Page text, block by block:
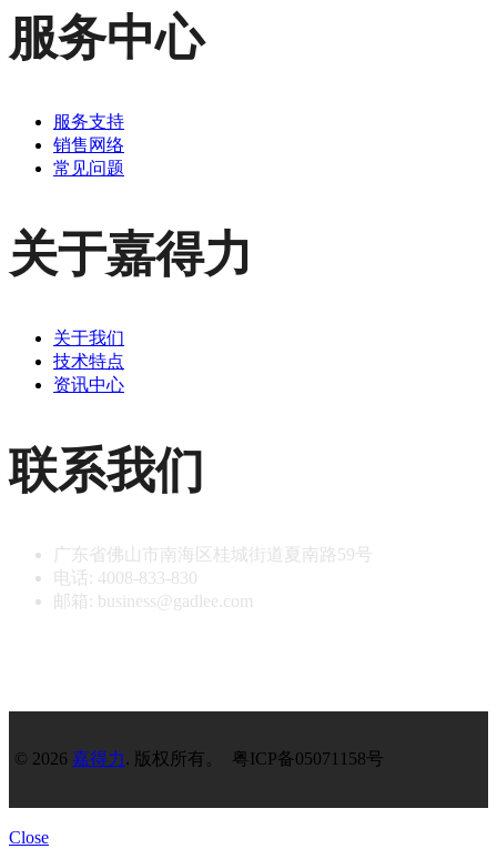
服务中心
服务支持
销售网络
常见问题
关于嘉得力
关于我们
技术特点
资讯中心
联系我们
广东省佛山市南海区桂城街道夏南路59号
电话: 4008-833-830
邮箱: business@gadlee.com
© 2026 嘉得力. 版权所有。 粤ICP备05071158号
Close